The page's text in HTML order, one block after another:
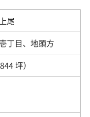
尾
丁目、地頭方
坪）